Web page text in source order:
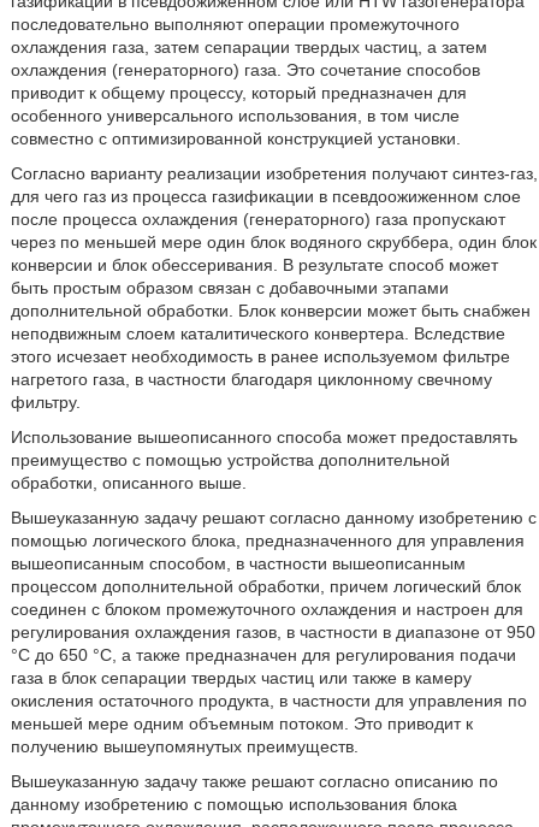
последовательно выполняют операции промежуточного
охлаждения газа, затем сепарации твердых частиц, а затем
охлаждения (генераторного) газа. Это сочетание способов
приводит к общему процессу, который предназначен для
особенного универсального использования, в том числе
совместно с оптимизированной конструкцией установки.
Согласно варианту реализации изобретения получают синтез-газ,
для чего газ из процесса газификации в псевдоожиженном слое
после процесса охлаждения (генераторного) газа пропускают
через по меньшей мере один блок водяного скруббера, один блок
конверсии и блок обессеривания. В результате способ может
быть простым образом связан с добавочными этапами
дополнительной обработки. Блок конверсии может быть снабжен
неподвижным слоем каталитического конвертера. Вследствие
этого исчезает необходимость в ранее используемом фильтре
нагретого газа, в частности благодаря циклонному свечному
фильтру.
Использование вышеописанного способа может предоставлять
преимущество с помощью устройства дополнительной
обработки, описанного выше.
Вышеуказанную задачу решают согласно данному изобретению с
помощью логического блока, предназначенного для управления
вышеописанным способом, в частности вышеописанным
процессом дополнительной обработки, причем логический блок
соединен с блоком промежуточного охлаждения и настроен для
регулирования охлаждения газов, в частности в диапазоне от 950
°С до 650 °С, а также предназначен для регулирования подачи
газа в блок сепарации твердых частиц или также в камеру
окисления остаточного продукта, в частности для управления по
меньшей мере одним объемным потоком. Это приводит к
получению вышеупомянутых преимуществ.
Вышеуказанную задачу также решают согласно описанию по
данному изобретению с помощью использования блока